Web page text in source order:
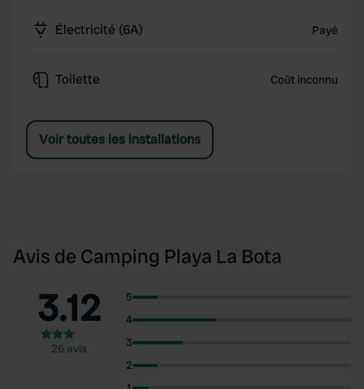
Électricité (6A) Payé
Toilette Coût inconnu
Voir toutes les installations
Avis de Camping Playa La Bota
3.12
26 avis
5
4
3
2